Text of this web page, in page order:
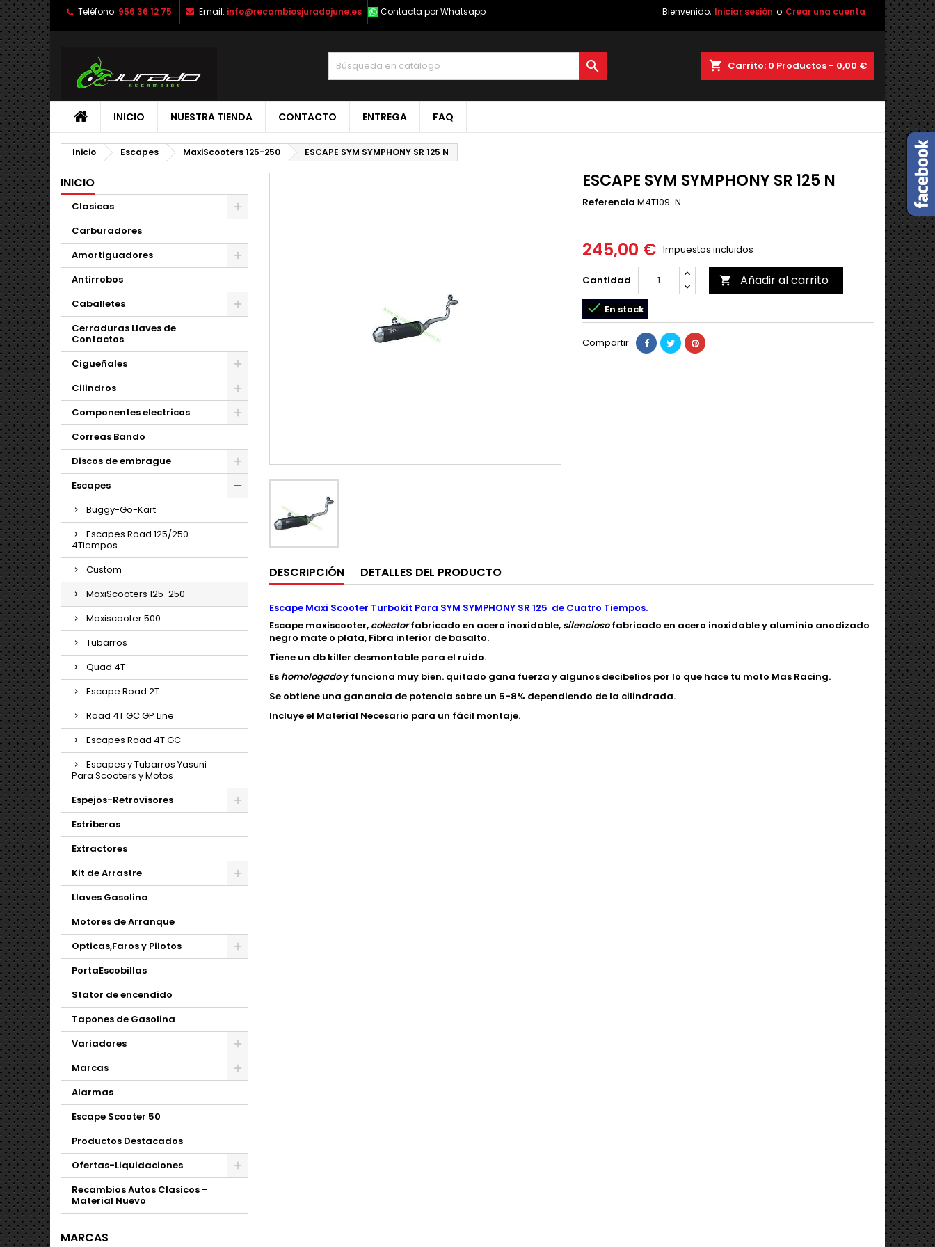
Teléfono: 956 36 12 75 Email: info@recambiosjuradojune.es Bienvenido, Iniciar sesión o Crear una cuenta
Contacta por Whatsapp
shopping_cart Carrito: 0 Productos - 0,00 €

INICIO NUESTRA TIENDA CONTACTO ENTREGA FAQ
Inicio Escapes MaxiScooters 125-250 ESCAPE SYM SYMPHONY SR 125 N
INICIO
Clasicas
Carburadores
Amortiguadores
Antirrobos
Caballetes
Cerraduras Llaves de
Contactos
Cigueñales
Cilindros
Componentes electricos
Correas Bando
Discos de embrague
Escapes
Buggy-Go-Kart
Escapes Road 125/250
4Tiempos
Custom
MaxiScooters 125-250
Maxiscooter 500
Tubarros
Quad 4T
Escape Road 2T
Road 4T GC GP Line
Escapes Road 4T GC
Escapes y Tubarros Yasuni
Para Scooters y Motos
Espejos-Retrovisores
Estriberas
Extractores
Kit de Arrastre
Llaves Gasolina
Motores de Arranque
Opticas,Faros y Pilotos
PortaEscobillas
Stator de encendido
Tapones de Gasolina
Variadores
Marcas
Alarmas
Escape Scooter 50
Productos Destacados
Ofertas-Liquidaciones
Recambios Autos Clasicos -
Material Nuevo
MARCAS
ESCAPE SYM SYMPHONY SR 125 N
Referencia M4T109-N
245,00 € Impuestos incluidos
Cantidad  Añadir al carrito
 En stock
Compartir
DESCRIPCIÓN DETALLES DEL PRODUCTO
Escape Maxi Scooter Turbokit Para SYM SYMPHONY SR 125 de Cuatro Tiempos.
Escape maxiscooter, colectorfabricado en acero inoxidable, silenciosofabricado en acero inoxidable y aluminio anodizado
negro mate o plata, Fibra interior de basalto.
Tiene un db killer desmontable para el ruido.
Es homologadoy funciona muy bien. quitado gana fuerza y algunos decibelios por lo que hace tu moto Mas Racing.
Se obtiene una ganancia de potencia sobre un 5-8% dependiendo de la cilindrada.
Incluye el Material Necesario para un fácil montaje.